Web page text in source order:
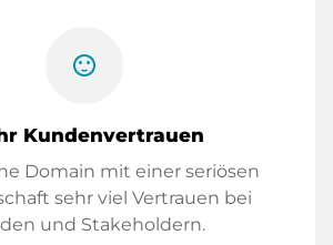
sentiment_satisfied
Kundenvertrauen
Domain mit einer seriösen
sehr viel Vertrauen bei
und Stakeholdern.